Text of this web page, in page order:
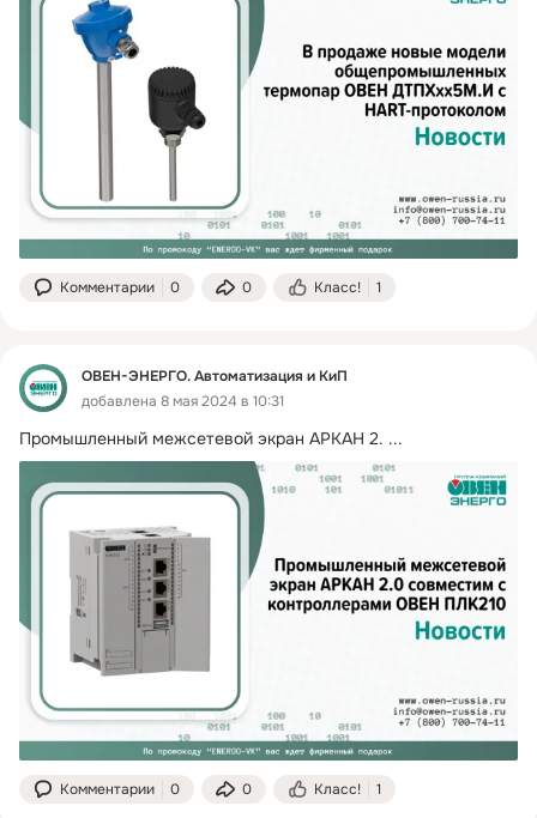
Комментарии 0 0 Класс! 1
ОВЕН-ЭНЕРГО. Автоматизация и КиП
добавлена 8 мая 2024 в 10:31
Промышленный межсетевой экран АРКАН 2. ...
Комментарии 0 0 Класс! 1